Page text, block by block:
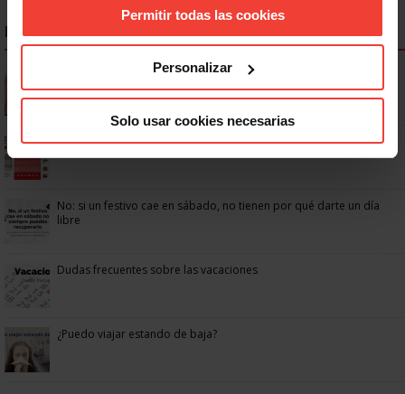
Permitir todas las cookies
Personalizar
Solo usar cookies necesarias
NOTICIAS MÁS LEÍDAS
Se actualizan las patologías para acceder a la jubilación
anticipada por discapacidad
Ya os podéis descargar la app de USO
No: si un festivo cae en sábado, no tienen por qué darte un día
libre
Dudas frecuentes sobre las vacaciones
¿Puedo viajar estando de baja?